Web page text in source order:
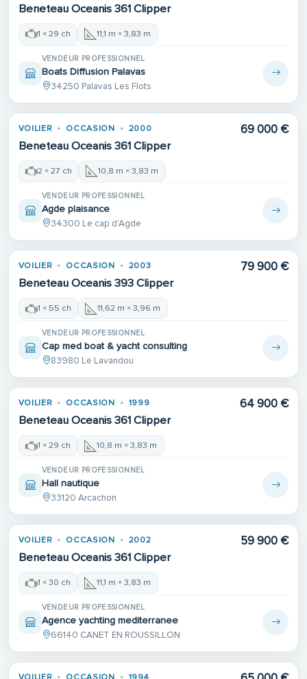
Beneteau Oceanis 361 Clipper
1 × 29 ch 11,1 m × 3,83 m
VENDEUR PROFESSIONNEL
Boats Diffusion Palavas
34250 Palavas Les Flots
VOILIER OCCASION 2000
Beneteau Oceanis 361 Clipper
69 000 €
2 × 27 ch 10,8 m × 3,83 m
VENDEUR PROFESSIONNEL
Agde plaisance
34300 Le cap d'Agde
VOILIER OCCASION 2003
Beneteau Oceanis 393 Clipper
79 900 €
1 × 55 ch 11,62 m × 3,96 m
VENDEUR PROFESSIONNEL
Cap med boat & yacht consulting
83980 Le Lavandou
VOILIER OCCASION 1999
Beneteau Oceanis 361 Clipper
64 900 €
1 × 29 ch 10,8 m × 3,83 m
VENDEUR PROFESSIONNEL
Hall nautique
33120 Arcachon
VOILIER OCCASION 2002
Beneteau Oceanis 361 Clipper
59 900 €
1 × 30 ch 11,1 m × 3,83 m
VENDEUR PROFESSIONNEL
Agence yachting mediterranee
66140 CANET EN ROUSSILLON